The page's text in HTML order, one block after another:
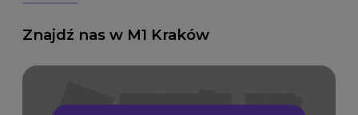
Znajdź nas w M1 Kraków